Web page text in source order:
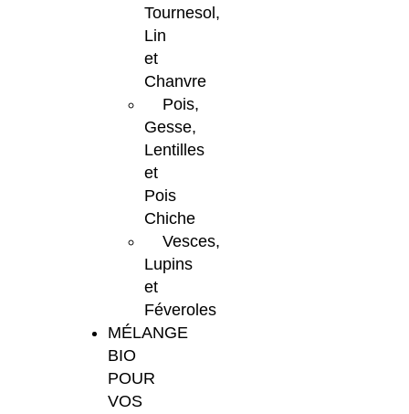
Tournesol,
Lin
et
Chanvre
Pois,
Gesse,
Lentilles
et
Pois
Chiche
Vesces,
Lupins
et
Féveroles
MÉLANGE
BIO
POUR
VOS